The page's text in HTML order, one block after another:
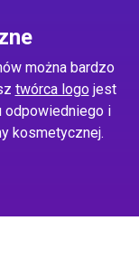
można bardzo
twórca logojest
odpowiedniego i
kosmetycznej.